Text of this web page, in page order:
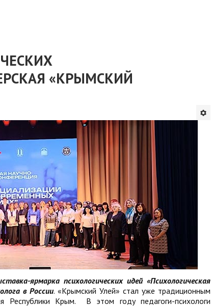
«КРЫМСКИЙ
ярмарка психологических идей «Психологическая
в России. «Крымский Улей» стал уже традиционным
Республики Крым. В этом году педагоги-психологи